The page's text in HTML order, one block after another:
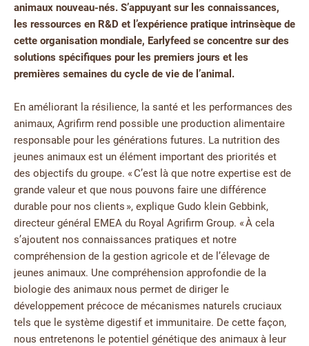
animaux nouveau-nés. S’appuyant sur les connaissances,
les ressources en R&D et l’expérience pratique intrinsèque de
cette organisation mondiale, Earlyfeed se concentre sur des
solutions spécifiques pour les premiers jours et les
premières semaines du cycle de vie de l’animal.
En améliorant la résilience, la santé et les performances des
animaux, Agrifirm rend possible une production alimentaire
responsable pour les générations futures. La nutrition des
jeunes animaux est un élément important des priorités et
des objectifs du groupe. « C’est là que notre expertise est de
grande valeur et que nous pouvons faire une différence
durable pour nos clients », explique Gudo klein Gebbink,
directeur général EMEA du Royal Agrifirm Group. « À cela
s’ajoutent nos connaissances pratiques et notre
compréhension de la gestion agricole et de l’élevage de
jeunes animaux. Une compréhension approfondie de la
biologie des animaux nous permet de diriger le
développement précoce de mécanismes naturels cruciaux
tels que le système digestif et immunitaire. De cette façon,
nous entretenons le potentiel génétique des animaux à leur